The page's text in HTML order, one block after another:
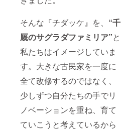
そんな『チダッケ』を、 “千
厩のサグラダファミリア”と
私たちはイメージしていま
す。大きな古民家を一度に
全て改修するのではなく、
少しずつ自分たちの手でリ
ノベーションを重ね、育て
ていこうと考えているから